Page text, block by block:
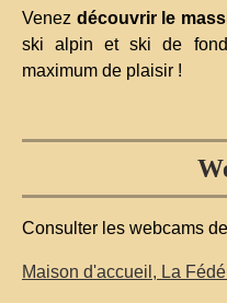
Venez découvrir le
ski alpin et ski de
maximum de plaisir !
Consulter les webcams
Maison d'accueil, La